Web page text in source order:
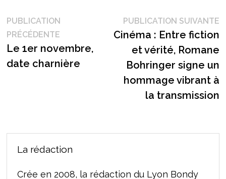
Navigation
de
l’article
PUBLICATION
PRÉCÉDENTEPublication
précédente :
Le 1er novembre,
date charnière
PUBLICATION SUIVANTE
Cinéma : Entre fiction
et vérité, Romane
Bohringer signe un
hommage vibrant à
la transmission
La rédaction
Crée en 2008, la rédaction du Lyon Bondy